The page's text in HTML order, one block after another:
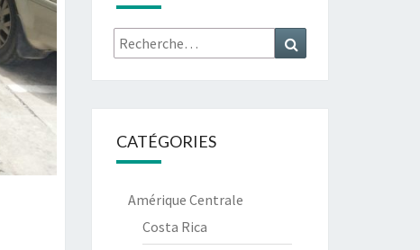
Recherche
:
CATÉGORIES
Amérique Centrale
Costa Rica